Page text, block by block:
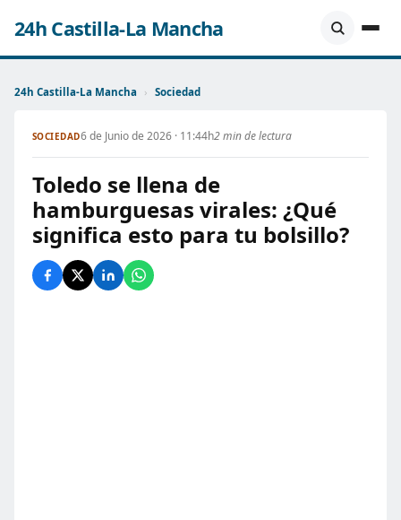
24h Castilla-La Mancha
24h Castilla-La Mancha › Sociedad
SOCIEDAD6 de Junio de 2026 · 11:44h2 min de lectura
Toledo se llena de
hamburguesas virales: ¿Qué
significa esto para tu bolsillo?